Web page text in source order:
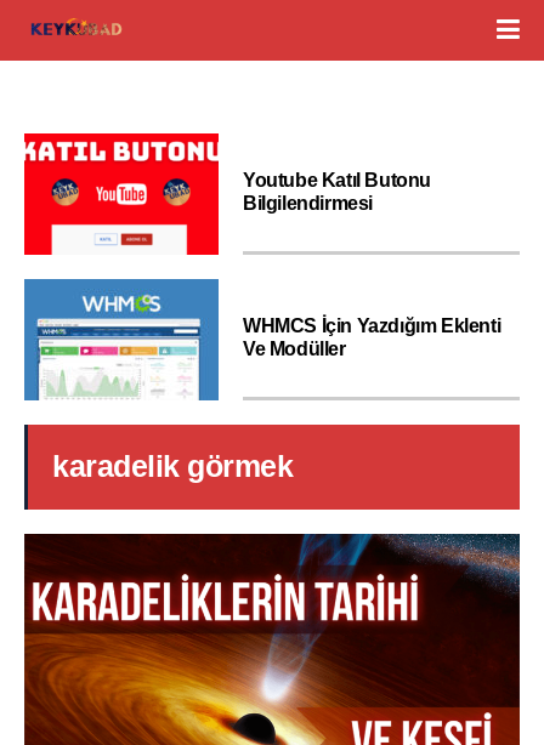
Youtube Katıl Butonu
Bilgilendirmesi
WHMCS İçin Yazdığım Eklenti
Ve Modüller
karadelik görmek